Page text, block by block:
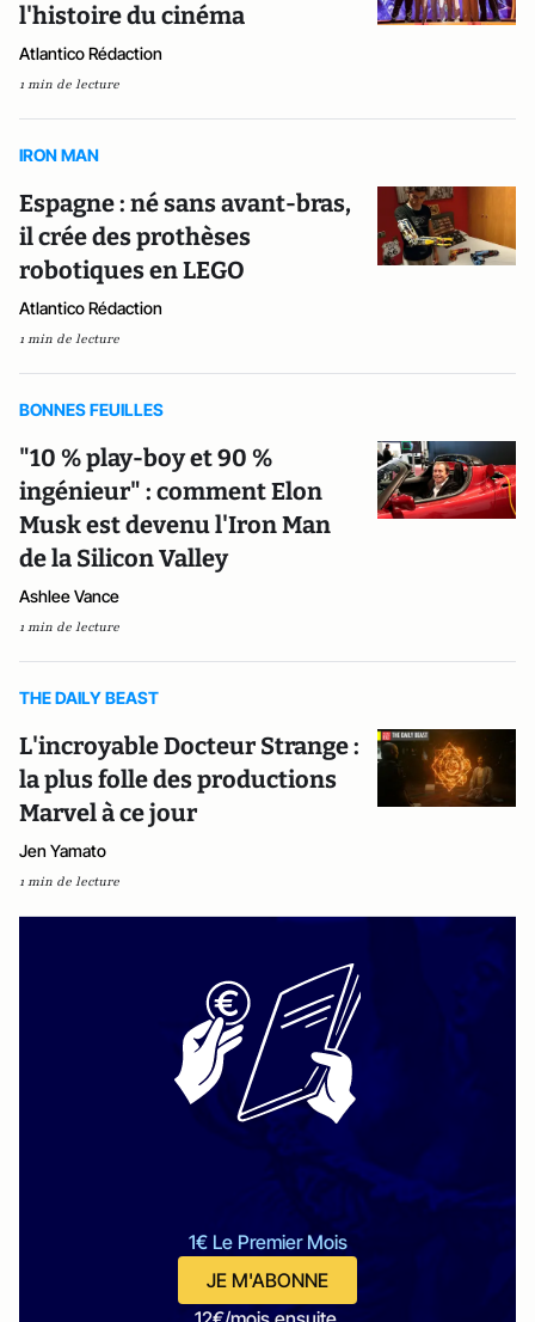
l'histoire du cinéma
Atlantico Rédaction
1 min de lecture
IRON MAN
Espagne : né sans avant-bras,
il crée des prothèses
robotiques en LEGO
Atlantico Rédaction
1 min de lecture
BONNES FEUILLES
"10 % play-boy et 90 %
ingénieur" : comment Elon
Musk est devenu l'Iron Man
de la Silicon Valley
Ashlee Vance
1 min de lecture
THE DAILY BEAST
L'incroyable Docteur Strange :
la plus folle des productions
Marvel à ce jour
Jen Yamato
1 min de lecture
1€ Le Premier Mois
JE M'ABONNE